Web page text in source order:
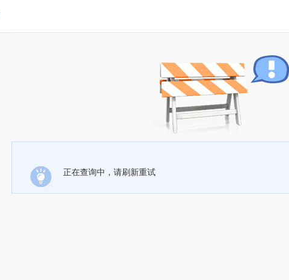
正在查询中，请刷新重试